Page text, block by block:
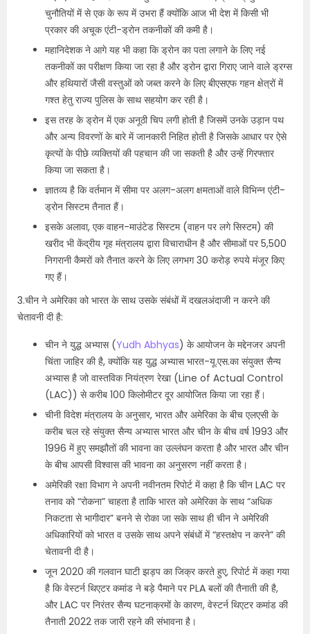
चुनौतियों में से एक के रूप में उभरा हैं क्योंकि आज भी देश में किसी भी
प्रकार की अचूक एंटी-ड्रोन तकनीकों की कमी है।
महानिदेशक ने आगे यह भी कहा कि ड्रोन का पता लगाने के लिए नई
तकनीकों का परीक्षण किया जा रहा है और ड्रोन द्वारा गिराए जाने वाले ड्रग्स
और हथियारों जैसी वस्तुओं को जब्त करने के लिए बीएसएफ गहन क्षेत्रों में
गश्त हेतु राज्य पुलिस के साथ सहयोग कर रही है।
इस तरह के ड्रोन में एक अनूठी चिप लगी होती है जिसमें उनके उड़ान पथ
और अन्य विवरणों के बारे में जानकारी निहित होती है जिसके आधार पर ऐसे
कृत्यों के पीछे व्यक्तियों की पहचान की जा सकती है और उन्हें गिरफ्तार
किया जा सकता है।
ज्ञातव्य है कि वर्तमान में सीमा पर अलग-अलग क्षमताओं वाले विभिन्न एंटी-
ड्रोन सिस्टम तैनात हैं।
इसके अलावा, एक वाहन-माउंटेड सिस्टम (वाहन पर लगे सिस्टम) की
खरीद भी केंद्रीय गृह मंत्रालय द्वारा विचाराधीन है और सीमाओं पर 5,500
निगरानी कैमरों को तैनात करने के लिए लगभग 30 करोड़ रुपये मंजूर किए
गए हैं।
3.चीन ने अमेरिका को भारत के साथ उसके संबंधों में दखलअंदाजी न करने की
चेतावनी दी है:
चीन ने युद्ध अभ्यास (Yudh Abhyas) के आयोजन के मद्देनजर अपनी
चिंता जाहिर की है, क्योंकि यह युद्ध अभ्यास भारत-यू.एस.का संयुक्त सैन्य
अभ्यास है जो वास्तविक नियंत्रण रेखा (Line of Actual Control
(LAC)) से करीब 100 किलोमीटर दूर आयोजित किया जा रहा हैं।
चीनी विदेश मंत्रालय के अनुसार, भारत और अमेरिका के बीच एलएसी के
करीब चल रहे संयुक्त सैन्य अभ्यास भारत और चीन के बीच वर्ष 1993 और
1996 में हुए समझौतों की भावना का उल्लंघन करता है और भारत और चीन
के बीच आपसी विश्वास की भावना का अनुसरण नहीं करता है।
अमेरिकी रक्षा विभाग ने अपनी नवीनतम रिपोर्ट में कहा है कि चीन LAC पर
तनाव को “रोकना” चाहता है ताकि भारत को अमेरिका के साथ “अधिक
निकटता से भागीदार” बनने से रोका जा सके साथ ही चीन ने अमेरिकी
अधिकारियों को भारत व उसके साथ अपने संबंधों में “हस्तक्षेप न करने” की
चेतावनी दी है।
जून 2020 की गलवान घाटी झड़प का जिक्र करते हुए, रिपोर्ट में कहा गया
है कि वेस्टर्न थिएटर कमांड ने बड़े पैमाने पर PLA बलों की तैनाती की है,
और LAC पर निरंतर सैन्य घटनाक्रमों के कारण, वेस्टर्न थिएटर कमांड की
तैनाती 2022 तक जारी रहने की संभावना है।